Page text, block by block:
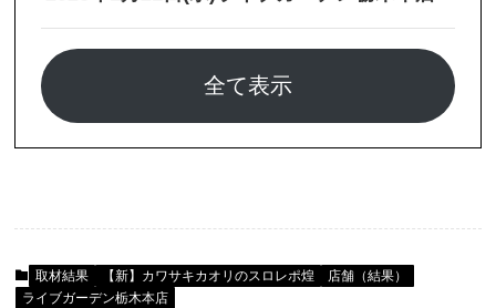
全て表示
取材結果 【新】カワサキカオリのスロレポ煌
店舗（結果）
ライブガーデン栃木本店